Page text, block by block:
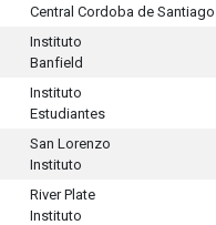
Central Cordoba de Santiago
Instituto
Banfield
Instituto
Estudiantes
San Lorenzo
Instituto
River Plate
Instituto